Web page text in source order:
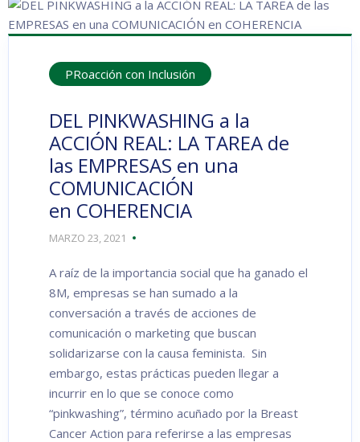
PRoacción con Inclusión
DEL PINKWASHING a la
ACCIÓN REAL: LA TAREA de
las EMPRESAS en una
COMUNICACIÓN
en COHERENCIA
MARZO 23, 2021
A raíz de la importancia social que ha ganado el
8M, empresas se han sumado a la
conversación a través de acciones de
comunicación o marketing que buscan
solidarizarse con la causa feminista. Sin
embargo, estas prácticas pueden llegar a
incurrir en lo que se conoce como
“pinkwashing”, término acuñado por la Breast
Cancer Action para referirse a las empresas